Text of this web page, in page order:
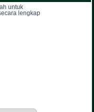
untuk
lengkap